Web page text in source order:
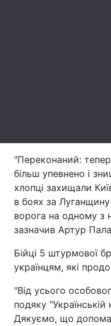
Тема оформлення
"Переконаний:
більш упевнено і
хлопці захищали
в боях за Луганщину
ворога на одному з
зазначив Артур
Бійці 5 штурмової
українцям, які
"Від усього
подяку
Дякуємо, що